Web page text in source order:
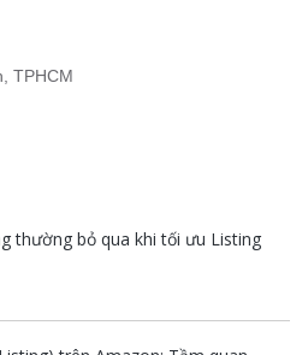
TPHCM
thường bỏ qua khi tối ưu Listing